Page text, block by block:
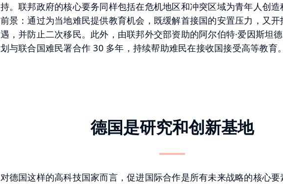
持。联邦政府的核心要务同样包括在危机地区和冲突区域为青年人创
前景：通过为当地难民提供教育机会，既缓解首接国的安置压力，又
遇，并防止二次移民。此外，由联邦外交部资助的阿尔伯特·爱因斯坦
划与联合国难民署合作 30 多年，持续帮助难民在接收国接受高等教育。
德国是研究和创新基地
对德国这样的高科技国家而言，促进国际合作是所有未来战略的核心